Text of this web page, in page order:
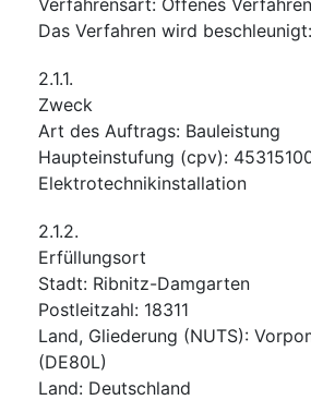
Das Verfahren wird beschleunigt:
2.1.1.
Zweck
Art des Auftrags: Bauleistung
Haupteinstufung (cpv):
Elektrotechnikinstallation
2.1.2.
Erfüllungsort
Stadt: Ribnitz-Damgarten
Postleitzahl: 18311
Land, Gliederung (NUTS):
(DE80L)
Land: Deutschland